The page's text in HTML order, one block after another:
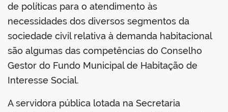
de políticas para o atendimento às
necessidades dos diversos segmentos da
sociedade civil relativa à demanda habitacional
são algumas das competências do Conselho
Gestor do Fundo Municipal de Habitação de
Interesse Social.
A servidora pública lotada na Secretaria